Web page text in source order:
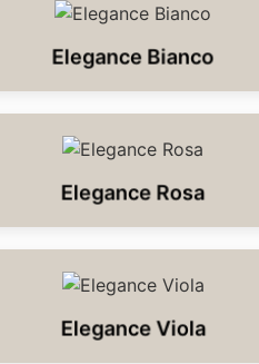
Elegance Bianco
Elegance Rosa
Elegance Viola